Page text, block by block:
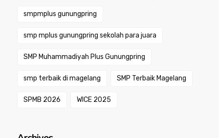
smpmplus gunungpring
smp mplus gunungpring sekolah para juara
SMP Muhammadiyah Plus Gunungpring
smp terbaik di magelang SMP Terbaik Magelang
SPMB 2026 WICE 2025